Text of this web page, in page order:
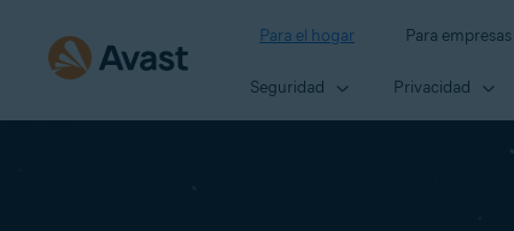
Para el hogar Para empresas
Seguridad Privacidad